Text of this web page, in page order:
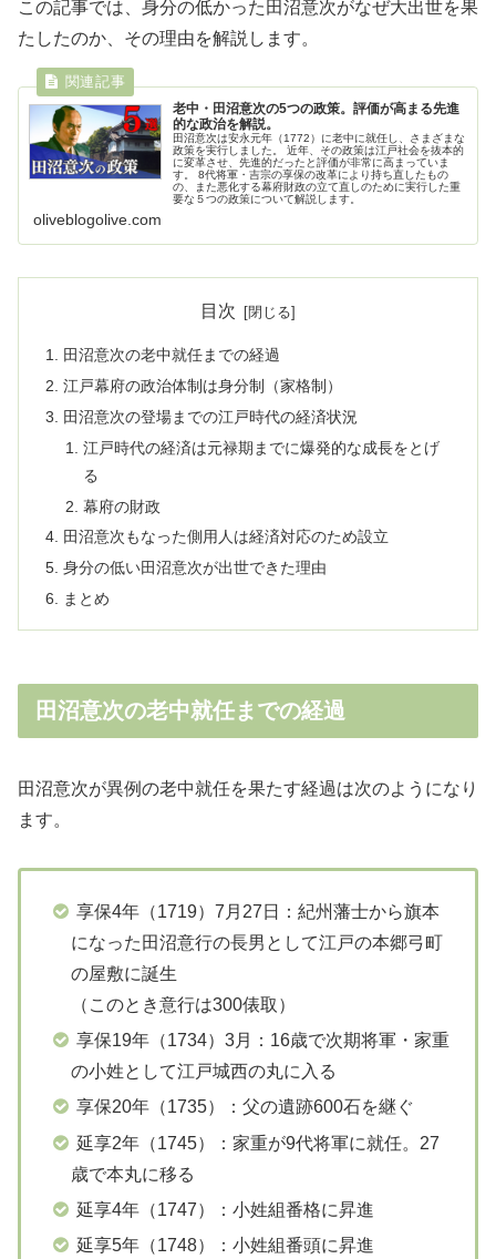
この記事では、身分の低かった田沼意次がなぜ大出世を果
たしたのか、その理由を解説します。
老中・田沼意次の5つの政策。評価が高まる先進
的な政治を解説。
田沼意次は安永元年（1772）に老中に就任し、さまざまな
政策を実行しました。 近年、その政策は江戸社会を抜本的
に変革させ、先進的だったと評価が非常に高まっていま
す。 8代将軍・吉宗の享保の改革により持ち直したもの
の、また悪化する幕府財政の立て直しのために実行した重
要な５つの政策について解説します。
oliveblogolive.com
目次
田沼意次の老中就任までの経過
江戸幕府の政治体制は身分制（家格制）
田沼意次の登場までの江戸時代の経済状況
江戸時代の経済は元禄期までに爆発的な成長をとげ
る
幕府の財政
田沼意次もなった側用人は経済対応のため設立
身分の低い田沼意次が出世できた理由
まとめ
田沼意次の老中就任までの経過
田沼意次が異例の老中就任を果たす経過は次のようになり
ます。
享保4年（1719）7月27日：紀州藩士から旗本
になった田沼意行の長男として江戸の本郷弓町
の屋敷に誕生
（このとき意行は300俵取）
享保19年（1734）3月：16歳で次期将軍・家重
の小姓として江戸城西の丸に入る
享保20年（1735）：父の遺跡600石を継ぐ
延享2年（1745）：家重が9代将軍に就任。27
歳で本丸に移る
延享4年（1747）：小姓組番格に昇進
延享5年（1748）：小姓組番頭に昇進